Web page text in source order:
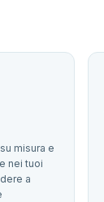
misura e
nei tuoi
a